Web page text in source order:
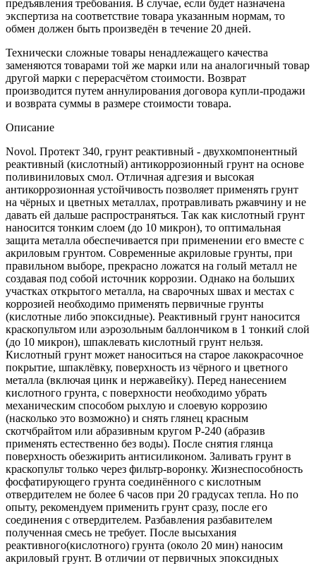
предъявления требования. В случае, если будет назначена
экспертиза на соответствие товара указанным нормам, то
обмен должен быть произведён в течение 20 дней.
Технически сложные товары ненадлежащего качества
заменяются товарами той же марки или на аналогичный товар
другой марки с перерасчётом стоимости. Возврат
производится путем аннулирования договора купли-продажи
и возврата суммы в размере стоимости товара.
Описание
Novol. Протект 340, грунт реактивный - двухкомпонентный
реактивный (кислотный) антикоррозионный грунт на основе
поливиниловых смол. Отличная адгезия и высокая
антикоррозионная устойчивость позволяет применять грунт
на чёрных и цветных металлах, протравливать ржавчину и не
давать ей дальше распространяться. Так как кислотный грунт
наносится тонким слоем (до 10 микрон), то оптимальная
защита металла обеспечивается при применении его вместе с
акриловым грунтом. Современные акриловые грунты, при
правильном выборе, прекрасно ложатся на голый металл не
создавая под собой источник коррозии. Однако на больших
участках открытого металла, на сварочных швах и местах с
коррозией необходимо применять первичные грунты
(кислотные либо эпоксидные). Реактивный грунт наносится
краскопультом или аэрозольным баллончиком в 1 тонкий слой
(до 10 микрон), шпаклевать кислотный грунт нельзя.
Кислотный грунт может наноситься на старое лакокрасочное
покрытие, шпаклёвку, поверхность из чёрного и цветного
металла (включая цинк и нержавейку). Перед нанесением
кислотного грунта, с поверхности необходимо убрать
механическим способом рыхлую и слоевую коррозию
(насколько это возможно) и снять глянец красным
скотчбрайтом или абразивным кругом Р-240 (абразив
применять естественно без воды). После снятия глянца
поверхность обезжирить антисиликоном. Заливать грунт в
краскопульт только через фильтр-воронку. Жизнеспособность
фосфатирующего грунта соединённого с кислотным
отвердителем не более 6 часов при 20 градусах тепла. Но по
опыту, рекомендуем применить грунт сразу, после его
соединения с отвердителем. Разбавления разбавителем
полученная смесь не требует. После высыхания
реактивного(кислотного) грунта (около 20 мин) наносим
акриловый грунт. В отличии от первичных эпоксидных